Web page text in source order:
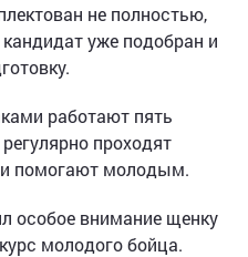
не полностью,
уже подобран и
работают пять
проходят
помогают молодым.
особое внимание щенку
молодого бойца.